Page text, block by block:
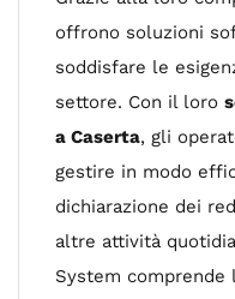
offrono soluzioni
soddisfare le
settore. Con il loro
a Caserta, gli
gestire in modo
dichiarazione dei
altre attività
System comprende